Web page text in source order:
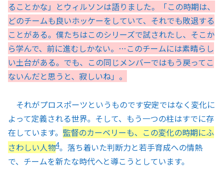
ることかな」とウィルソンは語りました。「この時期は、
どのチームも良いホッケーをしていて、それでも敗退する
ことがある。僕たちはこのシリーズで試されたし、そこか
ら学んで、前に進むしかない。…このチームには素晴らし
い土台がある。でも、この同じメンバーではもう戻ってこ
ないんだと思うと、寂しいね」。
それがプロスポーツというものです――安定ではなく変化に
よって定義される世界。そして、もう一つの柱はすでに存
在しています。 監督のカーベリーも、この変化の時期にふ
さわしい人物4。落ち着いた判断力と若手育成への情熱
で、チームを新たな時代へと導こうとしています。